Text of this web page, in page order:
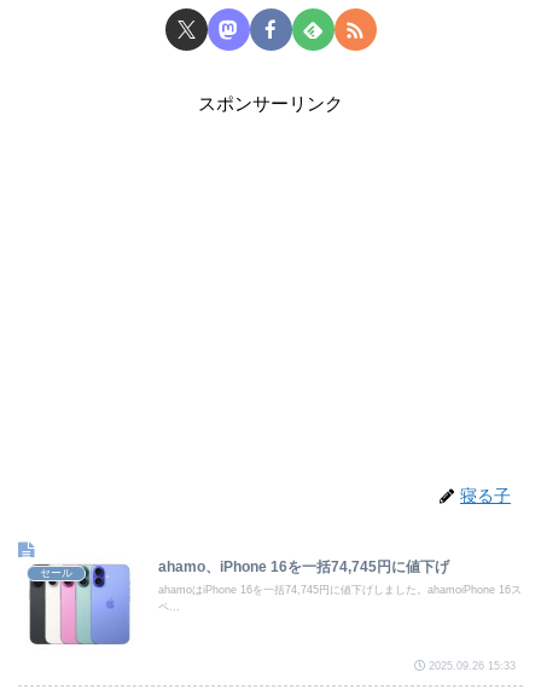
スポンサーリンク
寝る子
セール ahamo、iPhone 16を一括74,745円に値下げ
ahamoはiPhone 16を一括74,745円に値下げしました。ahamoiPhone 16ス
ペ...
2025.09.26 15:33